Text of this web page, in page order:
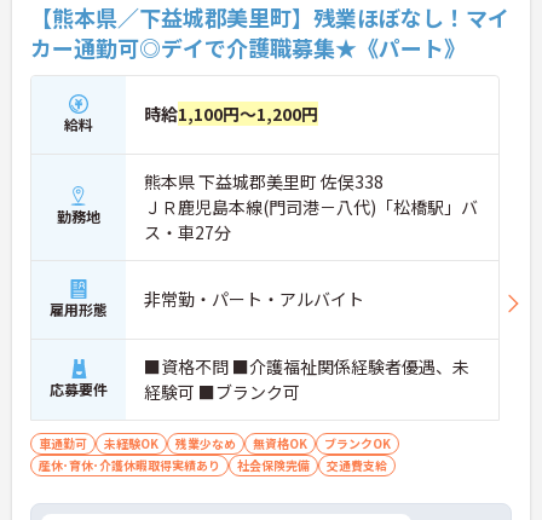
【熊本県／下益城郡美里町】残業ほぼなし！マイ
カー通勤可◎デイで介護職募集★《パート》
給料 時給1,100円～1,200円
勤務地
熊本県 下益城郡美里町 佐俣338
ＪＲ鹿児島本線(門司港－八代)「松橋駅」バ
ス・車27分
雇用形態 非常勤・パート・アルバイト
応募要件
■資格不問 ■介護福祉関係経験者優遇、未
経験可 ■ブランク可
車通勤可 未経験OK 残業少なめ 無資格OK
ブランクOK
産休･育休･介護休暇取得実績あり
社会保険完備 交通費支給